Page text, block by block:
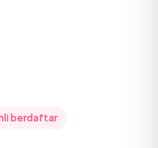
berdaftar